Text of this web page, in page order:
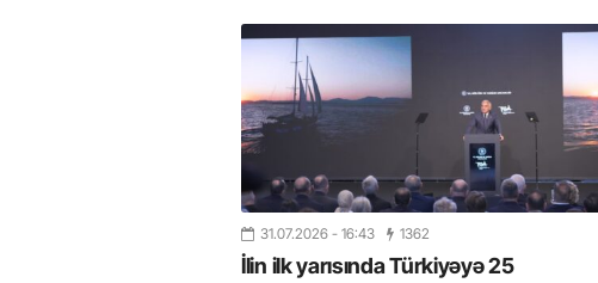
31.07.2026 - 16:43 1362
İlin ilk yarısında Türkiyəyə 25